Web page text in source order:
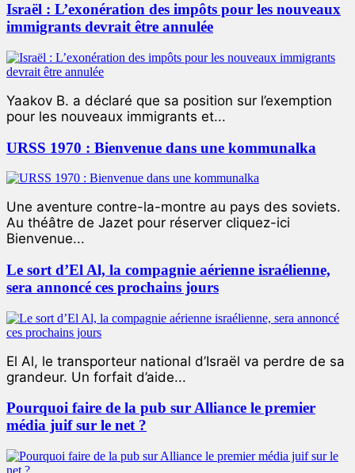
Israël : L’exonération des impôts pour les nouveaux
immigrants devrait être annulée
Yaakov B. a déclaré que sa position sur l’exemption
pour les nouveaux immigrants et...
URSS 1970 : Bienvenue dans une kommunalka
Une aventure contre-la-montre au pays des soviets.
Au théâtre de Jazet pour réserver cliquez-ici
Bienvenue...
Le sort d’El Al, la compagnie aérienne israélienne,
sera annoncé ces prochains jours
El Al, le transporteur national d’Israël va perdre de sa
grandeur. Un forfait d’aide...
Pourquoi faire de la pub sur Alliance le premier
média juif sur le net ?